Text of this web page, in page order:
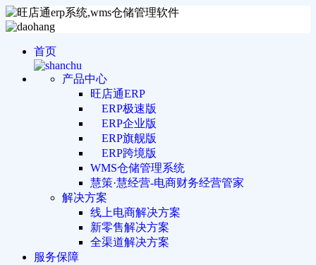
首页
产品中心
旺店通ERP
ERP极速版
ERP企业版
ERP旗舰版
ERP跨境版
WMS仓储管理系统
慧策·慧经营-电商财务经营管家
解决方案
线上电商解决方案
新零售解决方案
全渠道解决方案
服务保障